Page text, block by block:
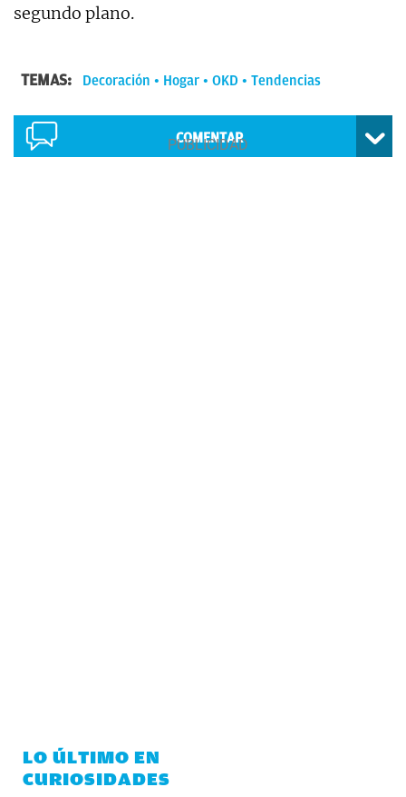
segundo plano.
TEMAS: Decoración Hogar OKD Tendencias
COMENTAR
LO ÚLTIMO EN
CURIOSIDADES